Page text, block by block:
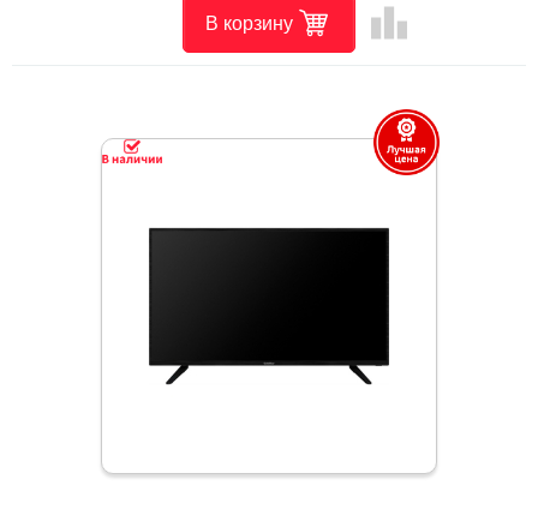
В корзину leaderboard